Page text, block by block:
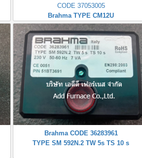
CODE 37053005
Brahma TYPE CM12U
Brahma CODE 36283961
TYPE SM 592N.2 TW 5s TS 10 s